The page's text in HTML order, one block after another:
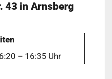
43 in Arnsberg
– 16:35 Uhr